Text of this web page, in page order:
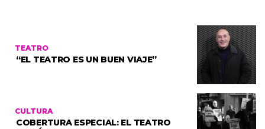
TEATRO
“EL TEATRO ES UN BUEN VIAJE”
CULTURA
COBERTURA ESPECIAL: EL TEATRO